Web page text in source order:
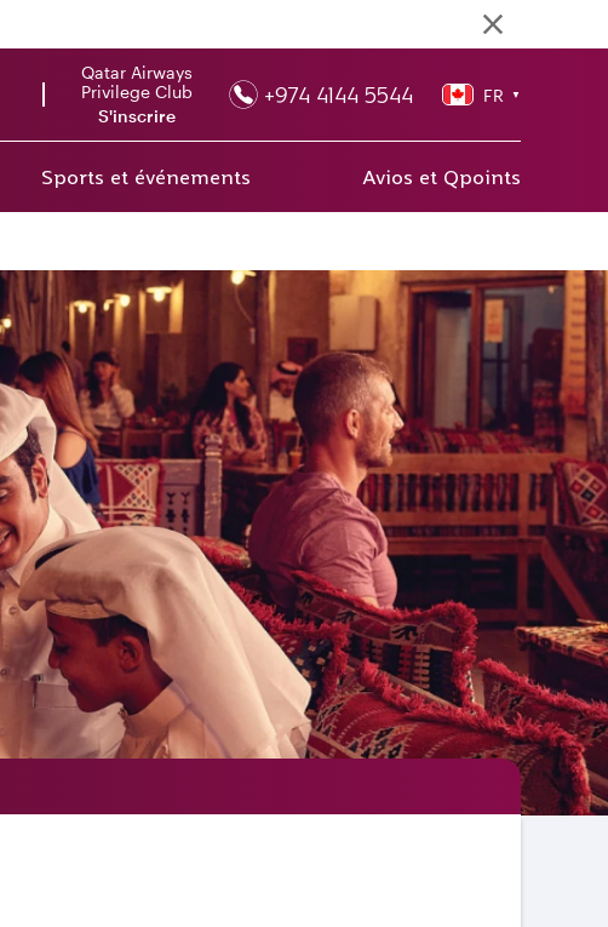
Qatar Airways
Privilege Club
S'inscrire
+974 4144 5544 FR ▼
Sports et événements Avios et Qpoints